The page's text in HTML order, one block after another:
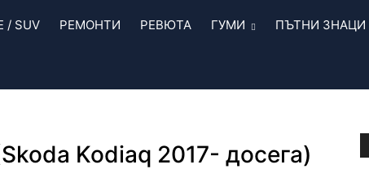
SUV РЕМОНТИ РЕВЮТА ГУМИ ПЪТНИ ЗНАЦИ
Kodiaq 2017- досега)